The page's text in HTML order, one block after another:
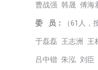
曹战强 韩晟 傅海
委 员： （61人，
于磊磊 王志洲 王
吕中锴 朱泓 刘